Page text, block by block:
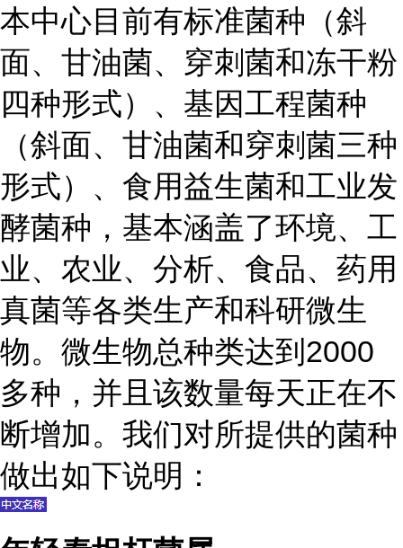
本中心目前有标准菌种（斜
面、甘油菌、穿刺菌和冻干粉
四种形式）、基因工程菌种
（斜面、甘油菌和穿刺菌三种
形式）、食用益生菌和工业发
酵菌种，基本涵盖了环境、工
业、农业、分析、食品、药用
真菌等各类生产和科研微生
物。微生物总种类达到2000
多种，并且该数量每天正在不
断增加。我们对所提供的菌种
做出如下说明：